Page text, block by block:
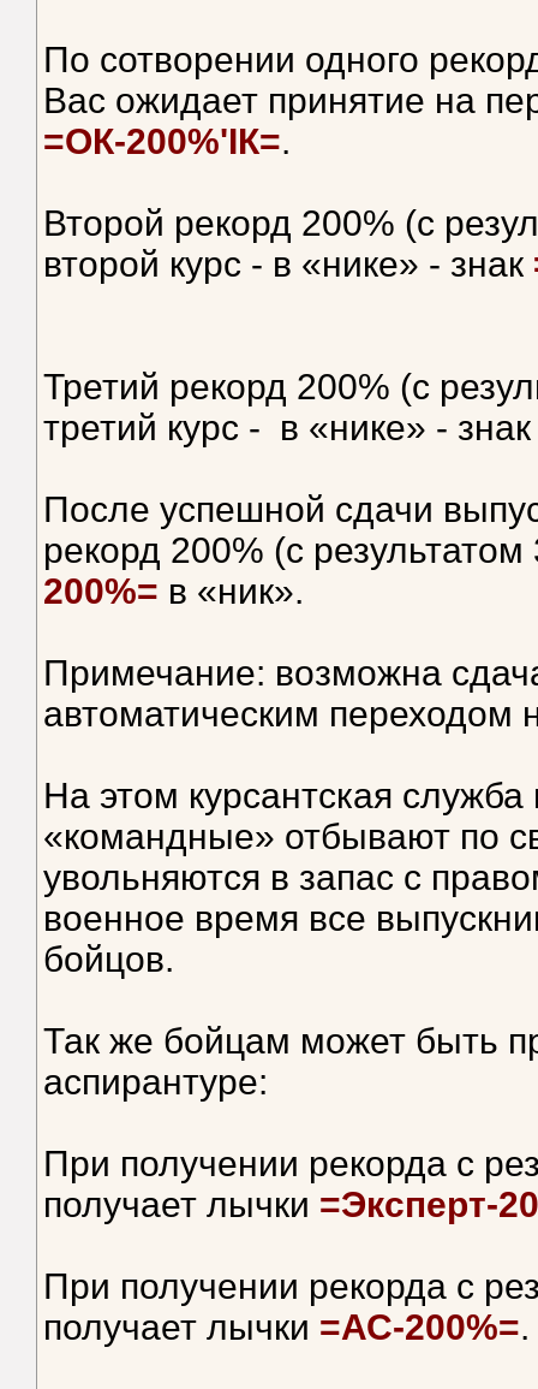
По сотворении одного
Вас ожидает принятие на
=ОК-200%'IК=.
Второй рекорд 200% (с
второй курс - в «нике» - знак
Третий рекорд 200% (с
третий курс - в «нике» -
После успешной сдачи
рекорд 200% (с
200%= в «ник».
Примечание: возможна
автоматическим переходом
На этом курсантская
«командные» отбывают по
увольняются в запас с
военное время все
бойцов.
Так же бойцам может быть
аспирантуре:
При получении рекорда с
получает лычки =Эксперт-
При получении рекорда с
получает лычки =АС-200%=.